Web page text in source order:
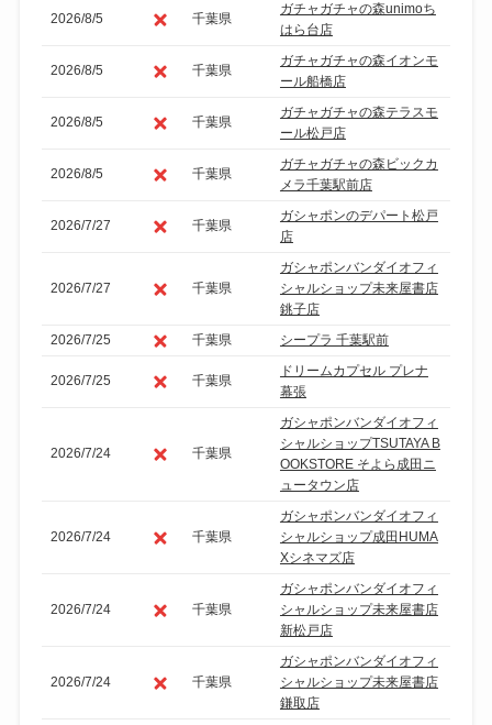
2026/8/5 千葉県
ガチャガチャの森unimoち
はら台店
2026/8/5 千葉県
ガチャガチャの森イオンモ
ール船橋店
2026/8/5 千葉県
ガチャガチャの森テラスモ
ール松戸店
2026/8/5 千葉県
ガチャガチャの森ビックカ
メラ千葉駅前店
2026/7/27 千葉県
ガシャポンのデパート松戸
店
2026/7/27 千葉県
ガシャポンバンダイオフィ
シャルショップ未来屋書店
銚子店
2026/7/25
千葉県 シープラ 千葉駅前
2026/7/25 千葉県
ドリームカプセル プレナ
幕張
2026/7/24 千葉県
ガシャポンバンダイオフィ
シャルショップTSUTAYA B
OOKSTORE そよら成田ニ
ュータウン店
2026/7/24 千葉県
ガシャポンバンダイオフィ
シャルショップ成田HUMA
Xシネマズ店
2026/7/24 千葉県
ガシャポンバンダイオフィ
シャルショップ未来屋書店
新松戸店
2026/7/24 千葉県
ガシャポンバンダイオフィ
シャルショップ未来屋書店
鎌取店